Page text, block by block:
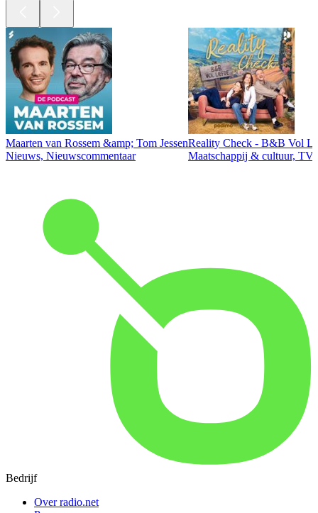
Maarten van Rossem &amp; Tom Jessen
Nieuws, Nieuwscommentaar
Reality Check - B&B Vol
Maatschappij & cultuur,
Bedrijf
Over radio.net